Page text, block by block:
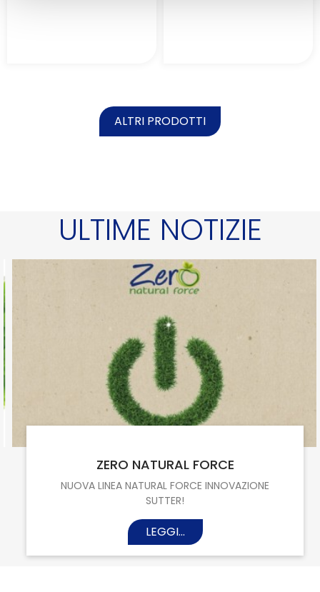
ALTRI PRODOTTI
ULTIME NOTIZIE
ZERO NATURAL FORCE
NUOVA LINEA NATURAL FORCE INNOVAZIONE
SUTTER!
LEGGI...